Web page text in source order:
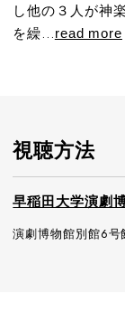
し他の３人が神
を繰...read more
視聴方法
早稲田大学演劇
演劇博物館別館6号